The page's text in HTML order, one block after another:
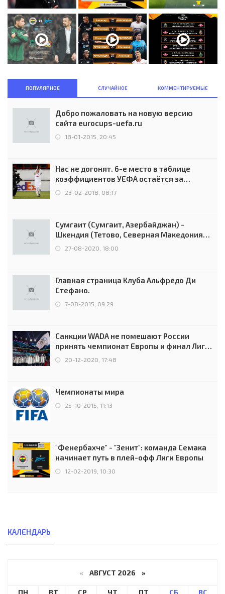
ПОПУЛЯРНОЕ СЛУЧАЙНОЕ КОММЕНТИРУЕМЫЕ
Добро пожаловать на новую версию
сайта eurocups-uefa.ru
18-01-2015, 20:45
Нас не догонят. 6-е место в таблице
коэффициентов УЕФА остаётся за
Россией
23-02-2018, 08:17
Сумгаит (Сумгаит, Азербайджан) -
Шкендия (Тетово, Северная Македония) -
0:2 (0:0)
27-08-2020, 18:00
Главная страница Клуба Альфредо Ди
Стефано.
7-08-2015, 09:29
Санкции WADA не помешают России
принять чемпионат Европы и финал Лиги
чемпионов.
20-12-2020, 17:48
Чемпионаты мира
25-10-2015, 11:13
"Фенербахче" - "Зенит": команда Семака
начинает путь в плей-офф Лиги Европы
12-02-2019, 10:30
КАЛЕНДАРЬ
« АВГУСТ 2026 »
ПН ВТ СР ЧТ ПТ СБ
ВС